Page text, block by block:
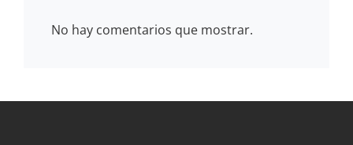
No hay comentarios que mostrar.